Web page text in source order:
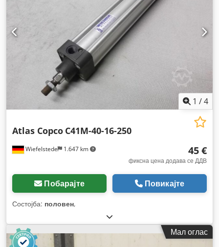
1 /4
Wiefelstede 1.647 km
Atlas Copco C41M-40-16-250
45 €
фиксна цена додава се ДДВ
Побарајте Повикајте
Состојба: половен,
Мал оглас